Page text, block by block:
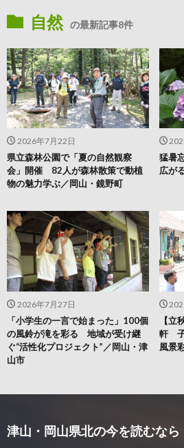
自然 の最新記事8件
【立
軒 子
風景
2026年7月27日
「小学生の一言で始まった」100個
の風鈴が滝を彩る 地域が受け継
ぐ“活性化プロジェクト”／岡山・津
山市
猛暑
広が
2026年7月22日
県立森林公園で「夏の自然観察
会」開催 82人が森林散策で動植
物の魅力学ぶ／岡山・鏡野町
津山・岡山県北の今を読むなら